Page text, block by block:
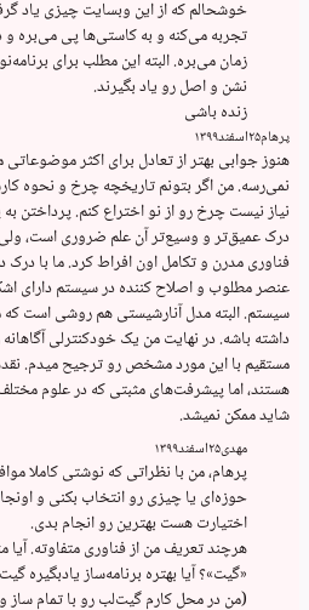
زنده باشی
پرهام۲۵اسفند۱۳۹۹
شاید ممکن نمیشد.
مهدی۲۵اسفند۱۳۹۹